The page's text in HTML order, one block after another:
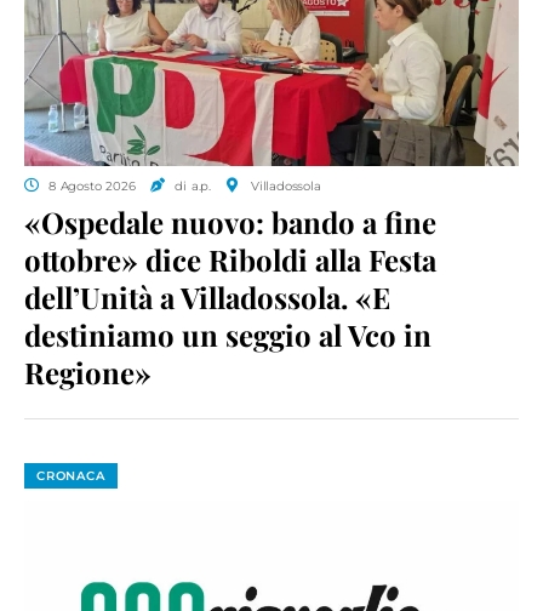
8 Agosto 2026 di a.p. Villadossola
«Ospedale nuovo: bando a fine
ottobre» dice Riboldi alla Festa
dell’Unità a Villadossola. «E
destiniamo un seggio al Vco in
Regione»
CRONACA